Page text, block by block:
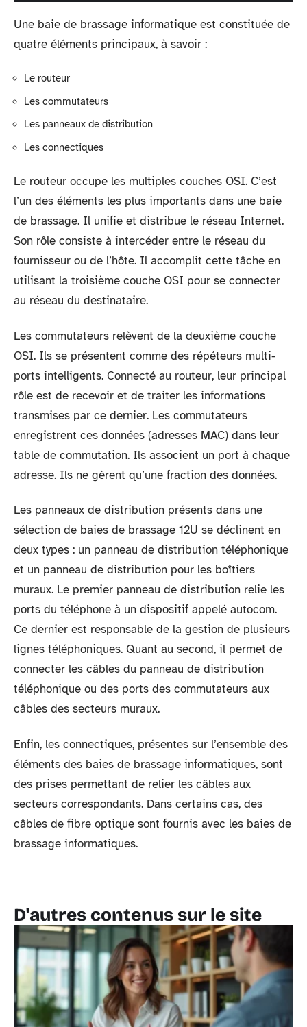
Une baie de brassage informatique est constituée de
quatre éléments principaux, à savoir :
Le routeur
Les commutateurs
Les panneaux de distribution
Les connectiques
Le routeur occupe les multiples couches OSI. C’est
l’un des éléments les plus importants dans une baie
de brassage. Il unifie et distribue le réseau Internet.
Son rôle consiste à intercéder entre le réseau du
fournisseur ou de l’hôte. Il accomplit cette tâche en
utilisant la troisième couche OSI pour se connecter
au réseau du destinataire.
Les commutateurs relèvent de la deuxième couche
OSI. Ils se présentent comme des répéteurs multi-
ports intelligents. Connecté au routeur, leur principal
rôle est de recevoir et de traiter les informations
transmises par ce dernier. Les commutateurs
enregistrent ces données (adresses MAC) dans leur
table de commutation. Ils associent un port à chaque
adresse. Ils ne gèrent qu’une fraction des données.
Les panneaux de distribution présents dans une
sélection de baies de brassage 12U se déclinent en
deux types : un panneau de distribution téléphonique
et un panneau de distribution pour les boîtiers
muraux. Le premier panneau de distribution relie les
ports du téléphone à un dispositif appelé autocom.
Ce dernier est responsable de la gestion de plusieurs
lignes téléphoniques. Quant au second, il permet de
connecter les câbles du panneau de distribution
téléphonique ou des ports des commutateurs aux
câbles des secteurs muraux.
Enfin, les connectiques, présentes sur l’ensemble des
éléments des baies de brassage informatiques, sont
des prises permettant de relier les câbles aux
secteurs correspondants. Dans certains cas, des
câbles de fibre optique sont fournis avec les baies de
brassage informatiques.
D'autres contenus sur le site